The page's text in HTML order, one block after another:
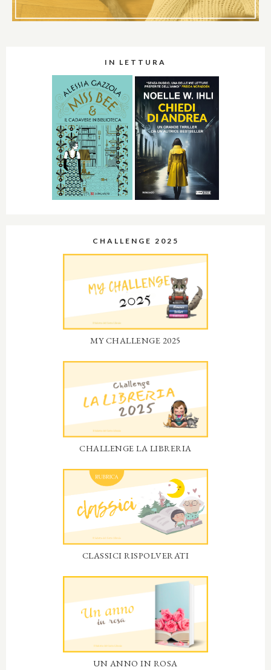
IN LETTURA
CHALLENGE 2025
MY CHALLENGE 2025
CHALLENGE LA LIBRERIA
CLASSICI RISPOLVERATI
UN ANNO IN ROSA